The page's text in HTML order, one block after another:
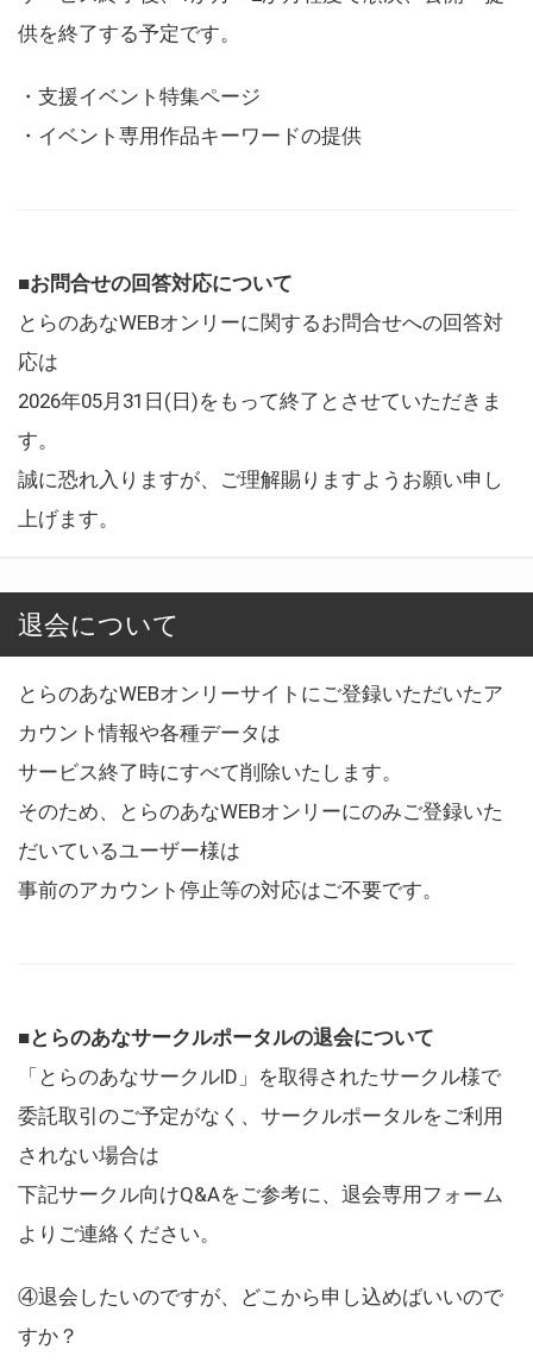
供を終了する予定です。
・支援イベント特集ページ
・イベント専用作品キーワードの提供
■お問合せの回答対応について
とらのあなWEBオンリーに関するお問合せへの回答対
応は
2026年05月31日(日)をもって終了とさせていただきま
す。
誠に恐れ入りますが、ご理解賜りますようお願い申し
上げます。
退会について
とらのあなWEBオンリーサイトにご登録いただいたア
カウント情報や各種データは
サービス終了時にすべて削除いたします。
そのため、とらのあなWEBオンリーにのみご登録いた
だいているユーザー様は
事前のアカウント停止等の対応はご不要です。
■とらのあなサークルポータルの退会について
「とらのあなサークルID」を取得されたサークル様で
委託取引のご予定がなく、サークルポータルをご利用
されない場合は
下記サークル向けQ&Aをご参考に、退会専用フォーム
よりご連絡ください。
④退会したいのですが、どこから申し込めばいいので
すか？